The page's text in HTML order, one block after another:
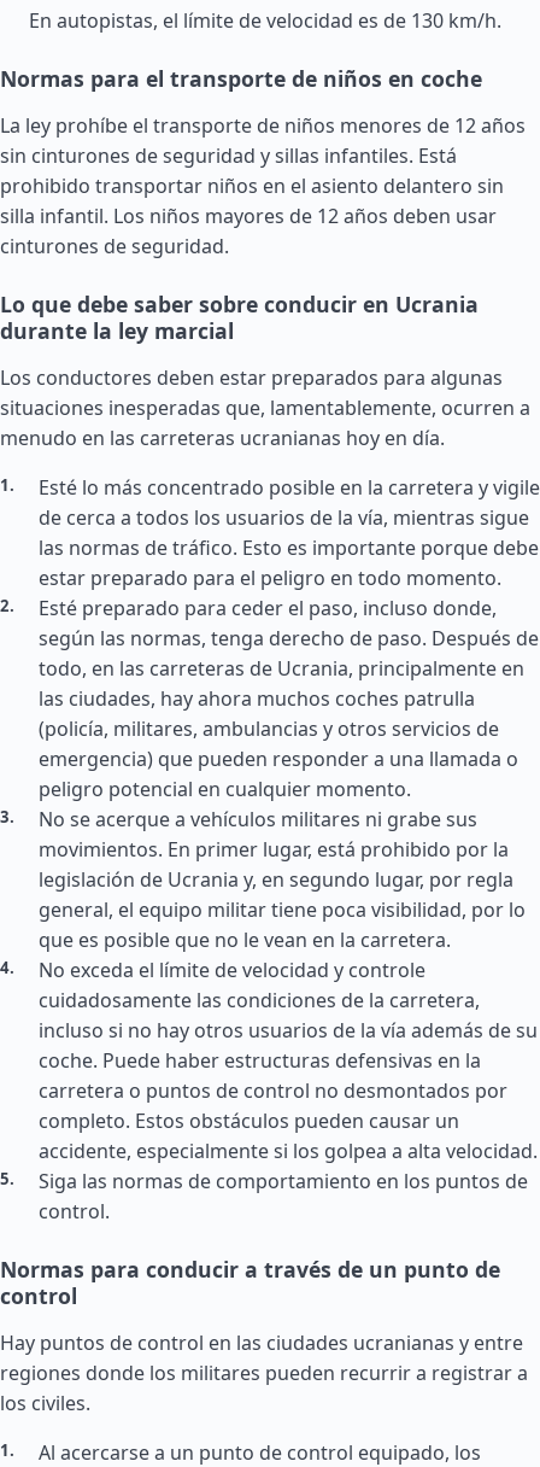
En autopistas, el límite de velocidad es de 130 km/h.
Normas para el transporte de niños en coche
La ley prohíbe el transporte de niños menores de 12 años
sin cinturones de seguridad y sillas infantiles. Está
prohibido transportar niños en el asiento delantero sin
silla infantil. Los niños mayores de 12 años deben usar
cinturones de seguridad.
Lo que debe saber sobre conducir en Ucrania
durante la ley marcial
Los conductores deben estar preparados para algunas
situaciones inesperadas que, lamentablemente, ocurren a
menudo en las carreteras ucranianas hoy en día.
Esté lo más concentrado posible en la carretera y vigile
de cerca a todos los usuarios de la vía, mientras sigue
las normas de tráfico. Esto es importante porque debe
estar preparado para el peligro en todo momento.
Esté preparado para ceder el paso, incluso donde,
según las normas, tenga derecho de paso. Después de
todo, en las carreteras de Ucrania, principalmente en
las ciudades, hay ahora muchos coches patrulla
(policía, militares, ambulancias y otros servicios de
emergencia) que pueden responder a una llamada o
peligro potencial en cualquier momento.
No se acerque a vehículos militares ni grabe sus
movimientos. En primer lugar, está prohibido por la
legislación de Ucrania y, en segundo lugar, por regla
general, el equipo militar tiene poca visibilidad, por lo
que es posible que no le vean en la carretera.
No exceda el límite de velocidad y controle
cuidadosamente las condiciones de la carretera,
incluso si no hay otros usuarios de la vía además de su
coche. Puede haber estructuras defensivas en la
carretera o puntos de control no desmontados por
completo. Estos obstáculos pueden causar un
accidente, especialmente si los golpea a alta velocidad.
Siga las normas de comportamiento en los puntos de
control.
Normas para conducir a través de un punto de
control
Hay puntos de control en las ciudades ucranianas y entre
regiones donde los militares pueden recurrir a registrar a
los civiles.
Al acercarse a un punto de control equipado, los